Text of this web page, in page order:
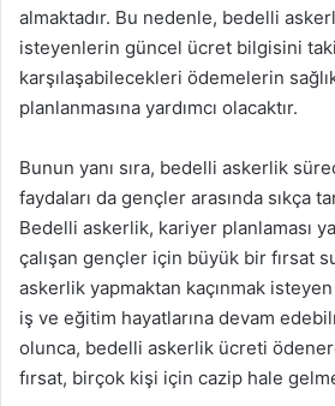
almaktadır. Bu nedenle, bedelli
isteyenlerin güncel ücret bilgisini
karşılaşabilecekleri ödemelerin
planlanmasına yardımcı olacaktır.
Bunun yanı sıra, bedelli askerlik
faydaları da gençler arasında sıkça
Bedelli askerlik, kariyer planlaması
çalışan gençler için büyük bir fırsat
askerlik yapmaktan kaçınmak
iş ve eğitim hayatlarına devam
olunca, bedelli askerlik ücreti
fırsat, birçok kişi için cazip hale